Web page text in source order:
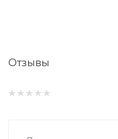
Отзывы